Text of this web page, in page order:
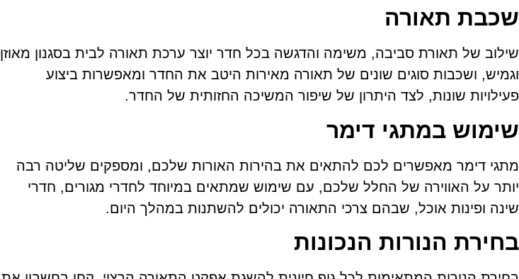
שכבת תאורה
שילוב של תאורת סביבה, משימה והדגשה בכל חדר יוצר ערכת תאורה לבית בסגנון מאוזן
וגמיש, ושכבות סוגים שונים של תאורה מאירות היטב את החדר ומאפשרות ביצוע
פעילויות שונות, לצד היתרון של שיפור המשיכה החזותית של החדר.
שימוש במתגי דימר
מתגי דימר מאפשרים לכם להתאים את בהירות האורות שלכם, ומספקים שליטה רבה
יותר על האווירה של החלל שלכם, עם שימוש שמתאים במיוחד לחדרי מגורים, חדרי
שינה ופינות אוכל, שבהם צרכי התאורה יכולים להשתנות במהלך היום.
בחירת הנורות הנכונות